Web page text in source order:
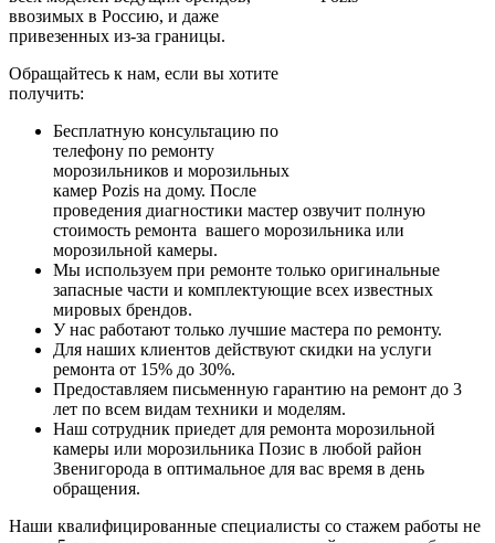
ввозимых в Россию, и даже
привезенных из-за границы.
Обращайтесь к нам, если вы хотите
получить:
Бесплатную консультацию по
телефону по ремонту
морозильников и морозильных
камер Pozis на дому. После
проведения диагностики мастер озвучит полную
стоимость ремонта вашего морозильника или
морозильной камеры.
Мы используем при ремонте только оригинальные
запасные части и комплектующие всех известных
мировых брендов.
У нас работают только лучшие мастера по ремонту.
Для наших клиентов действуют скидки на услуги
ремонта от 15% до 30%.
Предоставляем письменную гарантию на ремонт до 3
лет по всем видам техники и моделям.
Наш сотрудник приедет для ремонта морозильной
камеры или морозильника Позис в любой район
Звенигорода в оптимальное для вас время в день
обращения.
Наши квалифицированные специалисты со стажем работы не